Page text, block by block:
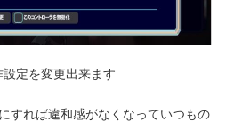
定を変更出来ます
すれば違和感がなくなっていつもの